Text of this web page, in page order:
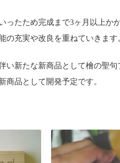
ったため完成まで3ヶ月以上か
の充実や改良を重ねていきます
い新たな新商品として檜の聖
商品として開発予定です。